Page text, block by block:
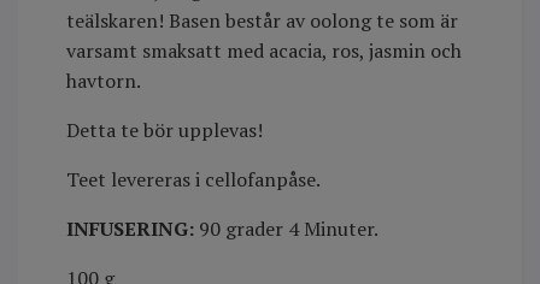
teälskaren! Basen består av oolong te som är
varsamt smaksatt med acacia, ros, jasmin och
havtorn.
Detta te bör upplevas!
Teet levereras i cellofanpåse.
INFUSERING: 90 grader 4 Minuter.
100 g